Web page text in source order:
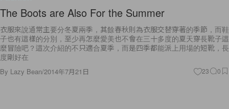
The Boots are Also For the Summer
衣服來說通常主要分冬夏兩季，其餘春秋則為衣服交替穿著的季節，而鞋
子也有這樣的分別，至少再怎麼愛美也不會在三十多度的夏天穿長靴子這
麼冒險吧？這次介紹的不只適合夏季，而是四季都能派上用場的短靴，長
度剛好在
By Lazy Bean/2014年7月21日 23 0